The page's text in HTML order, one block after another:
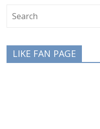
LIKE FAN PAGE